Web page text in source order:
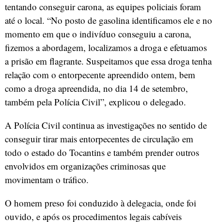
tentando conseguir carona, as equipes policiais foram
até o local. “No posto de gasolina identificamos ele e no
momento em que o indivíduo conseguiu a carona,
fizemos a abordagem, localizamos a droga e efetuamos
a prisão em flagrante. Suspeitamos que essa droga tenha
relação com o entorpecente apreendido ontem, bem
como a droga apreendida, no dia 14 de setembro,
também pela Polícia Civil”, explicou o delegado.
A Polícia Civil continua as investigações no sentido de
conseguir tirar mais entorpecentes de circulação em
todo o estado do Tocantins e também prender outros
envolvidos em organizações criminosas que
movimentam o tráfico.
O homem preso foi conduzido à delegacia, onde foi
ouvido, e após os procedimentos legais cabíveis